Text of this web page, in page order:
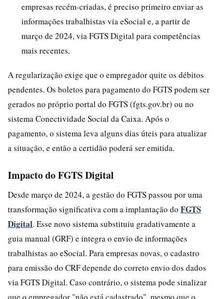
empresas recém-criadas, é preciso primeiro enviar as
informações trabalhistas via eSocial e, a partir de
março de 2024, via FGTS Digital para competências
mais recentes.
A regularização exige que o empregador quite os débitos
pendentes. Os boletos para pagamento do FGTS podem ser
gerados no próprio portal do FGTS (fgts.gov.br) ou no
sistema Conectividade Social da Caixa. Após o
pagamento, o sistema leva alguns dias úteis para atualizar
a situação, e então a certidão poderá ser emitida.
Impacto do FGTS Digital
Desde março de 2024, a gestão do FGTS passou por uma
transformação significativa com a implantação do FGTS
Digital. Esse novo sistema substituiu gradativamente a
guia manual (GRF) e integra o envio de informações
trabalhistas ao eSocial. Para empresas novas, o cadastro
para emissão do CRF depende do correto envio dos dados
via FGTS Digital. Caso contrário, o sistema pode sinalizar
que o empregador "não está cadastrado", mesmo que o